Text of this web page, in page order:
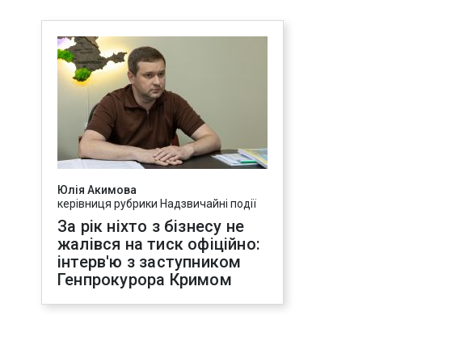
Юлія Акимова
керівниця рубрики Надзвичайні події
За рік ніхто з бізнесу не
жалівся на тиск офіційно:
інтерв'ю з заступником
Генпрокурора Кримом